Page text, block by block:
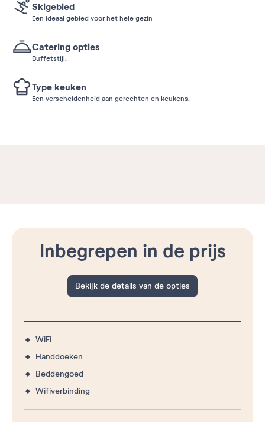
Skigebied
Een ideaal gebied voor het hele gezin
Catering opties
Buffetstijl.
Type keuken
Een verscheidenheid aan gerechten en keukens.
Inbegrepen in de prijs
Bekijk de details van de opties
WiFi
Handdoeken
Beddengoed
Wifiverbinding